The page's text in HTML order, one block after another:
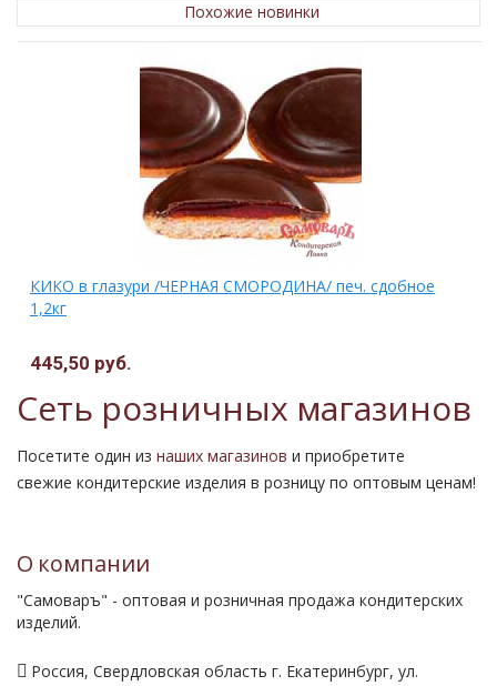
Похожие новинки
КИКО в глазури /ЧЕРНАЯ СМОРОДИНА/ печ. сдобное
1,2кг
445,50 руб.
Сеть розничных магазинов
Посетите один из наших магазинов и приобретите
свежие кондитерские изделия в розницу по оптовым ценам!
О компании
"Самоваръ" - оптовая и розничная продажа кондитерских
изделий.
Россия, Свердловская область г. Екатеринбург, ул.